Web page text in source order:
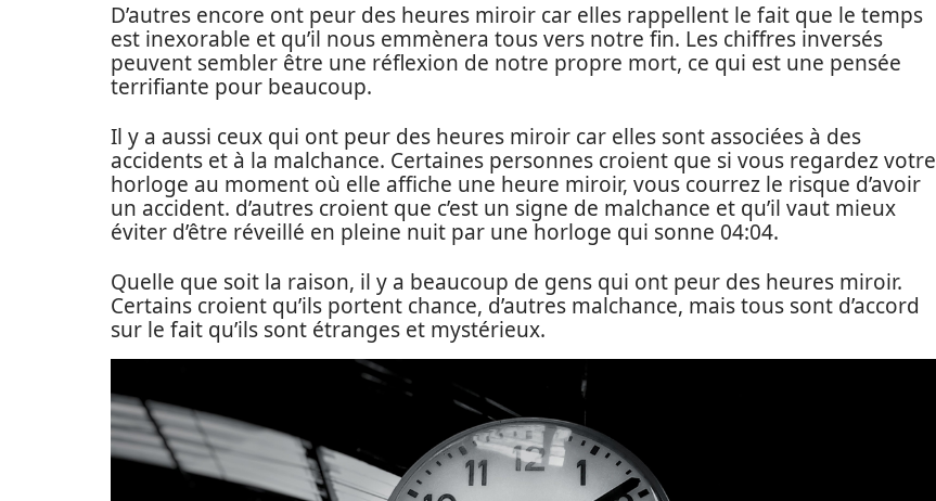
D’autres encore ont peur des heures miroir car elles rappellent le fait que le temps
est inexorable et qu’il nous emmènera tous vers notre fin. Les chiffres inversés
peuvent sembler être une réflexion de notre propre mort, ce qui est une pensée
terrifiante pour beaucoup.
Il y a aussi ceux qui ont peur des heures miroir car elles sont associées à des
accidents et à la malchance. Certaines personnes croient que si vous regardez votre
horloge au moment où elle affiche une heure miroir, vous courrez le risque d’avoir
un accident. d’autres croient que c’est un signe de malchance et qu’il vaut mieux
éviter d’être réveillé en pleine nuit par une horloge qui sonne 04:04.
Quelle que soit la raison, il y a beaucoup de gens qui ont peur des heures miroir.
Certains croient qu’ils portent chance, d’autres malchance, mais tous sont d’accord
sur le fait qu’ils sont étranges et mystérieux.